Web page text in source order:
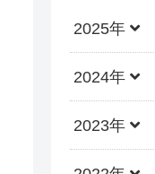
2025年
2024年
2023年